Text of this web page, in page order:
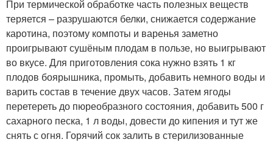
При термической обработке часть полезных веществ
теряется – разрушаются белки, снижается содержание
каротина, поэтому компоты и варенья заметно
проигрывают сушёным плодам в пользе, но выигрывают
во вкусе. Для приготовления сока нужно взять 1 кг
плодов боярышника, промыть, добавить немного воды и
варить состав в течение двух часов. Затем ягоды
перетереть до пюреобразного состояния, добавить 500 г
сахарного песка, 1 л воды, довести до кипения и тут же
снять с огня. Горячий сок залить в стерилизованные